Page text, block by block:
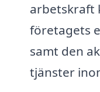
arbetskraft
företagets
samt den
tjänster